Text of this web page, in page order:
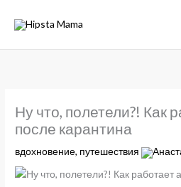
Ну что, полетели?! Как
после карантина
вдохновение, путешествия